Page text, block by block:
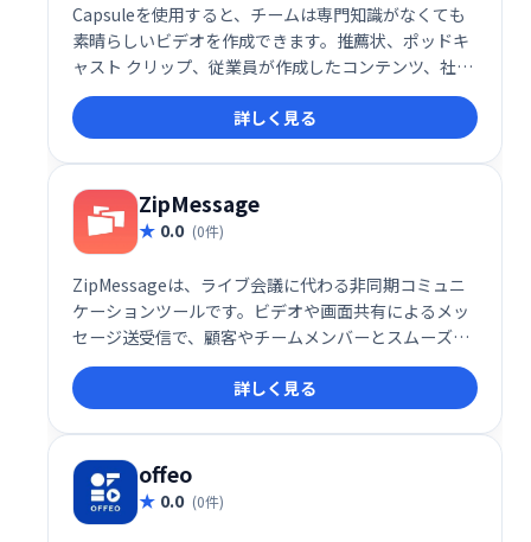
Capsuleを使用すると、チームは専門知識がなくても
素晴らしいビデオを作成できます。推薦状、ポッドキ
ャスト クリップ、従業員が作成したコンテンツ、社内
コミュニケーション ビデオ、販売と成功のビデオなど
を作成します。
詳しく見る
ZipMessage
0.0 (0件)
ZipMessageは、ライブ会議に代わる非同期コミュニ
ケーションツールです。ビデオや画面共有によるメッ
セージ送受信で、顧客やチームメンバーとスムーズに
連携できます。パーソナライズされたリンクで非同期
会話を開始し、効率的なコミュニケーションを実現し
ます。
詳しく見る
offeo
0.0 (0件)